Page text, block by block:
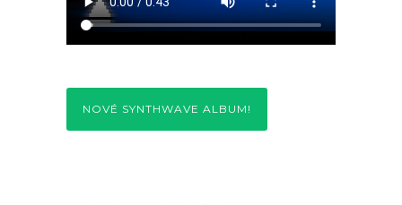
NOVÉ SYNTHWAVE ALBUM!